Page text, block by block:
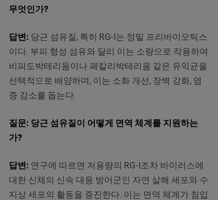
무엇인가?
답변: 당근 섬유질, 특히 RG-I는 정밀 프리바이오틱스
이다. 부피 형성 섬유와 달리 이는 소량으로 작용하여
비피도박테리움이나 페칼리박테리움 같은 유익균을
선택적으로 배양하며, 이는 소화 개선, 장벽 강화, 염
증 감소를 돕는다.
질문: 당근 섬유질이 어떻게 면역 체계를 지원하는
가?
답변: 연구에 따르면 저용량의 RG-I조차 바이러스에
대한 신체의 신속 대응 방어군인 자연 살해 세포와 수
지상 세포의 활동을 증진한다. 이는 면역 체계가 침입